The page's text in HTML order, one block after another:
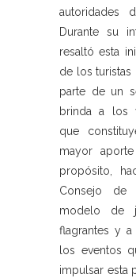
autoridades
Durante su
resaltó esta
de los turistas
parte de un
brinda a los
que
mayor
propósito,
Consejo de
modelo de
flagrantes y
los eventos
impulsar esta